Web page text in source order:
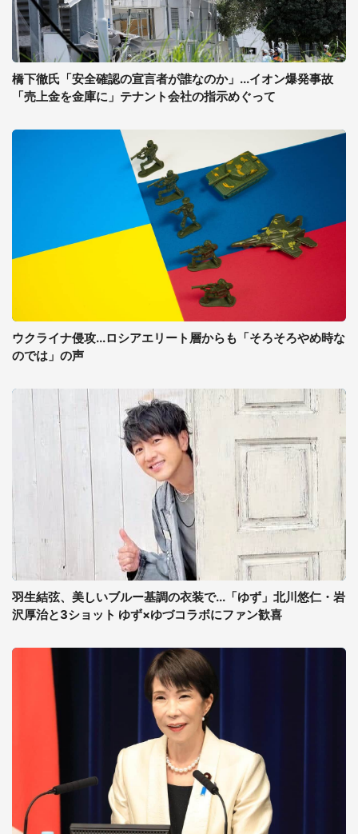
橋下徹氏「安全確認の宣言者が誰なのか」...イオン爆発事故
「売上金を金庫に」テナント会社の指示めぐって
ウクライナ侵攻...ロシアエリート層からも「そろそろやめ時な
のでは」の声
羽生結弦、美しいブルー基調の衣装で...「ゆず」北川悠仁・岩
沢厚治と3ショット ゆず×ゆづコラボにファン歓喜